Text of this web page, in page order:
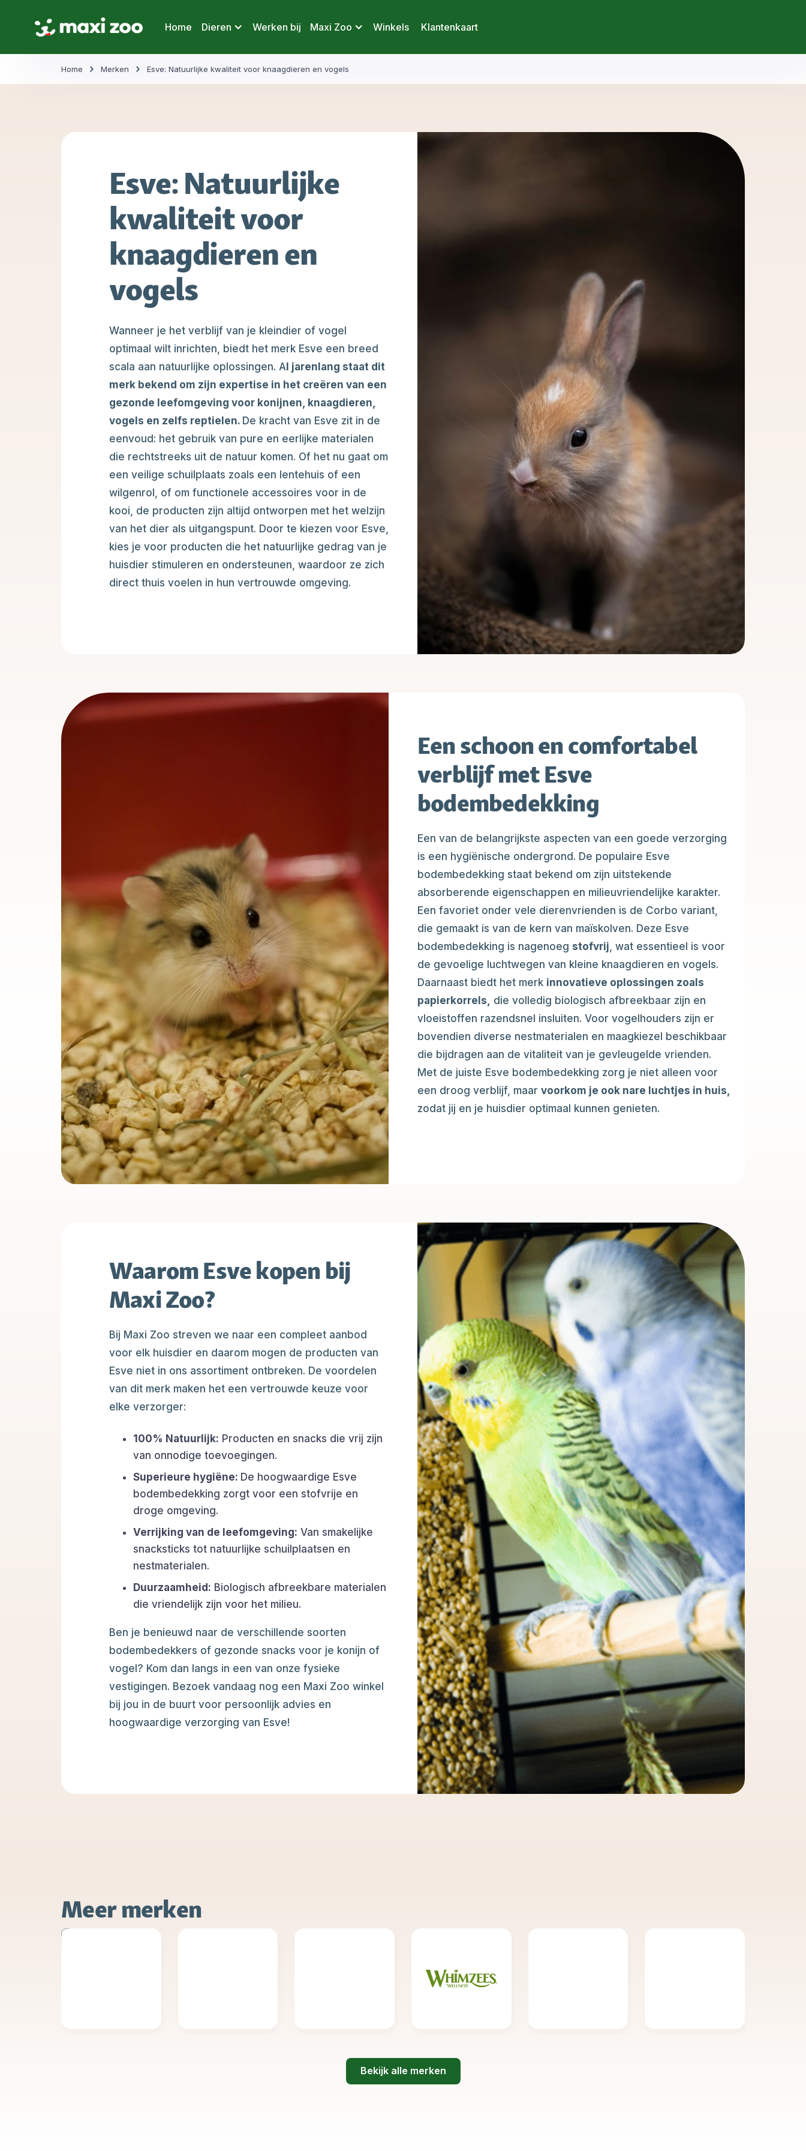
Home Dieren Werken bij Maxi Zoo Winkels Klantenkaart
Home Merken Esve: Natuurlijke kwaliteit voor knaagdieren en vogels
Esve: Natuurlijke
kwaliteit voor
knaagdieren en
vogels
Wanneer je het verblijf van je kleindier of vogel
optimaal wilt inrichten, biedt het merk Esve een breed
scala aan natuurlijke oplossingen. A l jarenlang staat dit
merk bekend om zijn expertise in het creëren van een
gezonde leefomgeving voor konijnen, knaagdieren,
vogels en zelfs reptielen. De kracht van Esve zit in de
eenvoud: het gebruik van pure en eerlijke materialen
die rechtstreeks uit de natuur komen. Of het nu gaat om
een veilige schuilplaats zoals een lentehuis of een
wilgenrol, of om functionele accessoires voor in de
kooi, de producten zijn altijd ontworpen met het welzijn
van het dier als uitgangspunt. Door te kiezen voor Esve,
kies je voor producten die het natuurlijke gedrag van je
huisdier stimuleren en ondersteunen, waardoor ze zich
direct thuis voelen in hun vertrouwde omgeving.
Een schoon en comfortabel
verblijf met Esve
bodembedekking
Een van de belangrijkste aspecten van een goede verzorging
is een hygiënische ondergrond. De populaire Esve
bodembedekking staat bekend om zijn uitstekende
absorberende eigenschappen en milieuvriendelijke karakter.
Een favoriet onder vele dierenvrienden is de Corbo variant,
die gemaakt is van de kern van maïskolven. Deze Esve
bodembedekking is nagenoeg stofvrij , wat essentieel is voor
de gevoelige luchtwegen van kleine knaagdieren en vogels.
Daarnaast biedt het merk innovatieve oplossingen zoals
papierkorrels,
die volledig biologisch afbreekbaar zijn en
vloeistoffen razendsnel insluiten. Voor vogelhouders zijn er
bovendien diverse nestmaterialen en maagkiezel beschikbaar
die bijdragen aan de vitaliteit van je gevleugelde vrienden.
Met de juiste Esve bodembedekking zorg je niet alleen voor
een droog verblijf, maar voorkom je ook nare luchtjes in huis,
zodat jij en je huisdier optimaal kunnen genieten.
Waarom Esve kopen bij
Maxi Zoo?
Bij Maxi Zoo streven we naar een compleet aanbod
voor elk huisdier en daarom mogen de producten van
Esve niet in ons assortiment ontbreken. De voordelen
van dit merk maken het een vertrouwde keuze voor
elke verzorger:
100% Natuurlijk: Producten en snacks die vrij zijn
van onnodige toevoegingen.
Superieure hygiëne: De hoogwaardige Esve
bodembedekking zorgt voor een stofvrije en
droge omgeving.
Verrijking van de leefomgeving: Van smakelijke
snacksticks tot natuurlijke schuilplaatsen en
nestmaterialen.
Duurzaamheid: Biologisch afbreekbare materialen
die vriendelijk zijn voor het milieu.
Ben je benieuwd naar de verschillende soorten
bodembedekkers of gezonde snacks voor je konijn of
vogel? Kom dan langs in een van onze fysieke
vestigingen. Bezoek vandaag nog een Maxi Zoo winkel
bij jou in de buurt voor persoonlijk advies en
hoogwaardige verzorging van Esve!
Meer merken
Bekijk alle merken